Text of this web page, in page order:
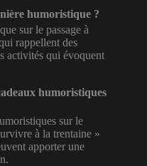
humoristique ?
sur le passage à
rappellent des
activités qui évoquent
humoristiques
sur le
à la trentaine »
apporter une